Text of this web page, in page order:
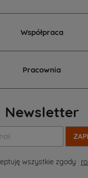
Współpraca
Pracownia
Newsletter
wszystkie zgody